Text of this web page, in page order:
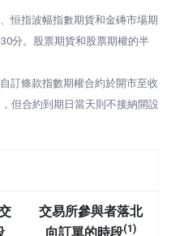
恒指波幅指數期貨和金磚市場期
分。股票期貨和股票期權的半
訂條款指數期權合約於開市至收
但合約到期日當天則不接納開設
交易所參與者落北
向訂單的時段(1)